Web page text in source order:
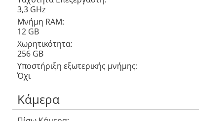
3,3 GHz
Μνήμη RAM:
12 GB
Χωρητικότητα:
256 GB
Υποστήριξη εξωτερικής μνήμης:
Όχι
Κάμερα